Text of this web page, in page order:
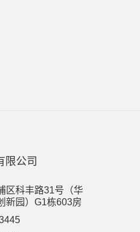
限公司
区科丰路31号（华
新园）G1栋603房